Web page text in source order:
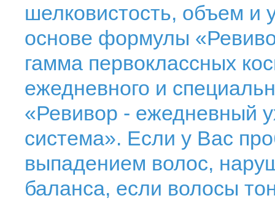
шелковистость, объем и
основе формулы
гамма первоклассных
ежедневного и
«Ревивор - ежедневный
система». Если у Вас
выпадением волос,
баланса, если волосы